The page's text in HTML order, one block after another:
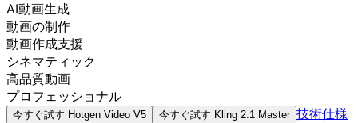
AI動画生成
動画の制作
動画作成支援
シネマティック
高品質動画
プロフェッショナル
今すぐ試す Hotgen Video V5 今すぐ試す Kling 2.1 Master 技術仕様